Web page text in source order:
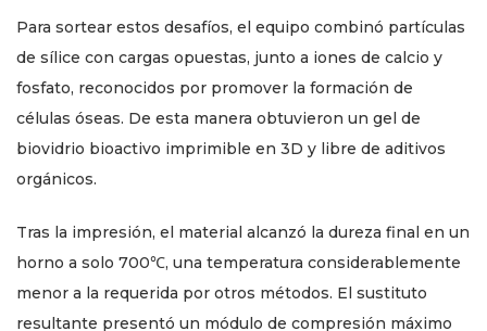
Para sortear estos desafíos, el equipo combinó partículas
de sílice con cargas opuestas, junto a iones de calcio y
fosfato, reconocidos por promover la formación de
células óseas. De esta manera obtuvieron un gel de
biovidrio bioactivo imprimible en 3D y libre de aditivos
orgánicos.
Tras la impresión, el material alcanzó la dureza final en un
horno a solo 700℃, una temperatura considerablemente
menor a la requerida por otros métodos. El sustituto
resultante presentó un módulo de compresión máximo